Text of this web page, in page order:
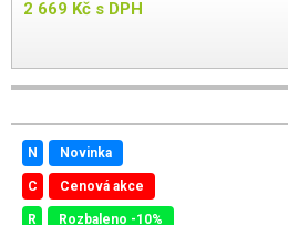
2 669 Kč s DPH
N Novinka
C Cenová akce
R Rozbaleno -10%